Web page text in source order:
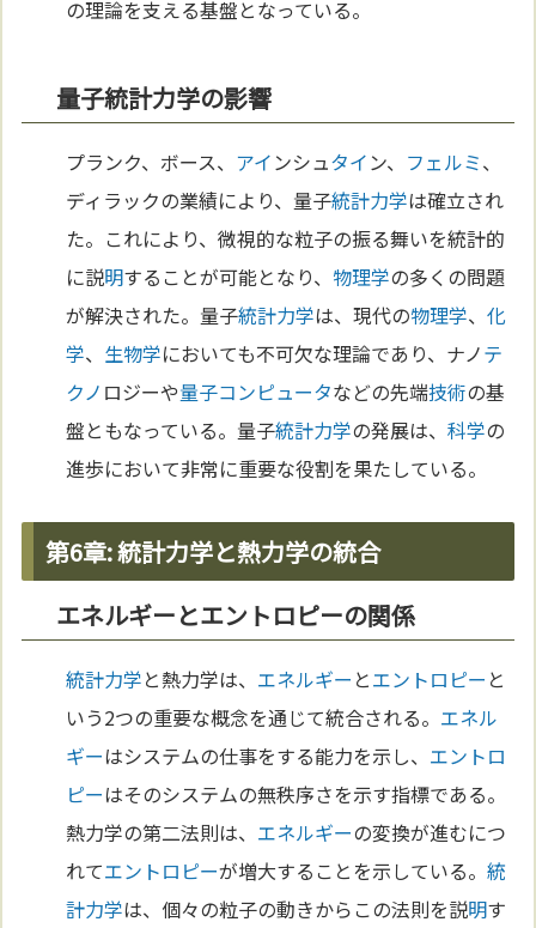
の理論を支える基盤となっている。
量子統計力学の影響
プランク、ボース、 アインシュタイン、 フェルミ、
ディラックの業績により、量子統計力学は確立され
た。これにより、微視的な粒子の振る舞いを統計的
に説明することが可能となり、 物理学の多くの問題
が解決された。量子統計力学は、現代の物理学、化
学、 生物学においても不可欠な理論であり、ナノテ
クノ ロジーや量子コンピュータなどの先端技術の基
盤ともなっている。量子統計力学の発展は、科学の
進歩において非常に重要な役割を果たしている。
第6章: 統計力学と熱力学の統合
エネルギーとエントロピーの関係
統計力学と熱力学は、 エネルギー とエントロピー と
いう2つの重要な概念を通じて統合される。 エネル
ギーはシステムの仕事をする能力を示し、 エントロ
ピーはそのシステムの無秩序さを示す指標である。
熱力学の第二法則は、 エネルギーの変換が進むにつ
れてエントロピーが増大することを示している。統
計力学は、個々の粒子の動きからこの法則を説明す